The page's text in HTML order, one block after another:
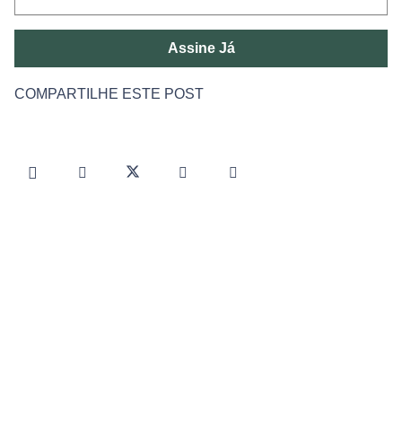
Assine Já
COMPARTILHE ESTE POST